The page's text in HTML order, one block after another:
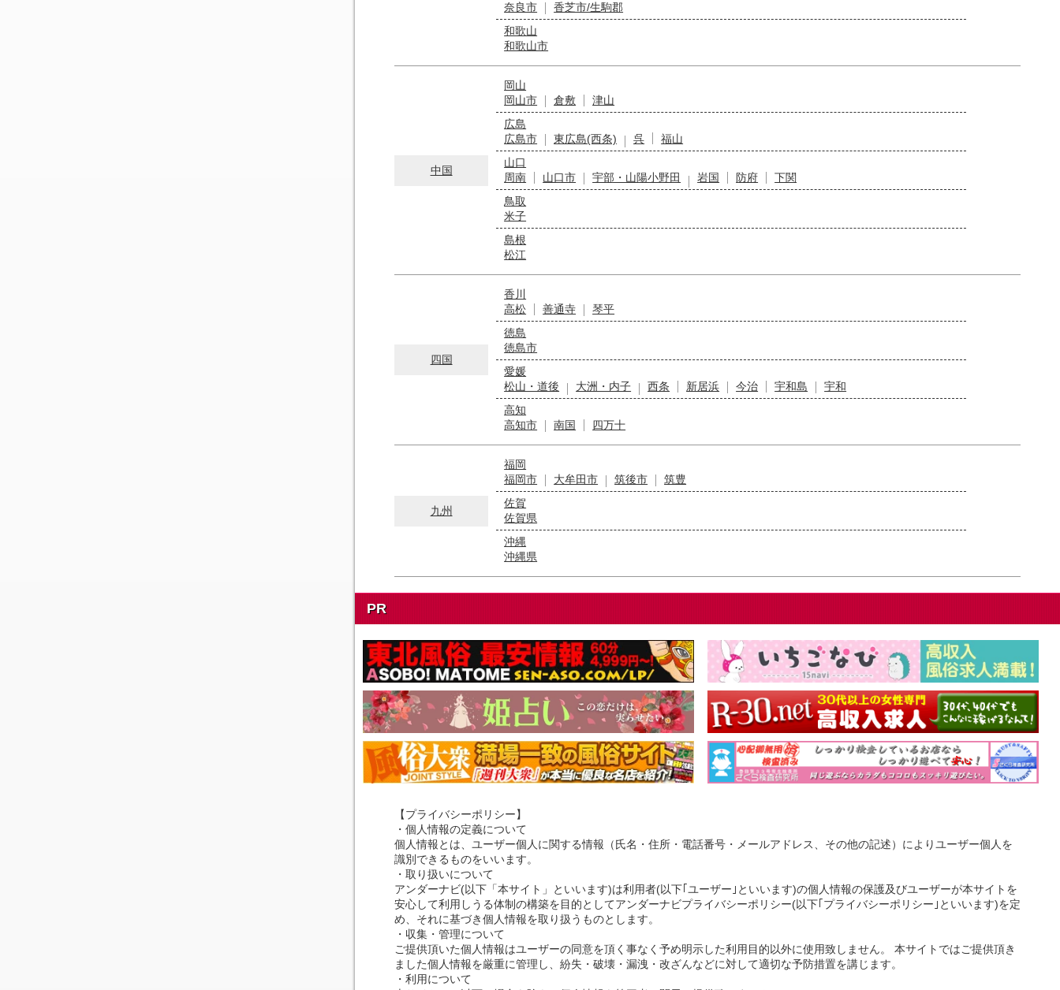
奈良市
香芝市/生駒郡
和歌山
和歌山市
中国
岡山
岡山市
倉敷
津山
広島
広島市
東広島(西条) 呉
福山
山口
周南
山口市 宇部・山陽小野田 岩国 防府
下関
鳥取
米子
島根
松江
四国
香川
高松
善通寺
琴平
徳島
徳島市
愛媛
松山・道後
大洲・内子 西条 新居浜 今治 宇和島
宇和
高知
高知市
南国 四万十
九州
福岡
福岡市
大牟田市 筑後市
筑豊
佐賀
佐賀県
沖縄
沖縄県
PR
【プライバシーポリシー】
・個人情報の定義について
個人情報とは、ユーザー個人に関する情報（氏名・住所・電話番号・メールアドレス、その他の記述）によりユーザー個人を
識別できるものをいいます。
・取り扱いについて
アンダーナビ(以下「本サイト」といいます)は利用者(以下｢ユーザー｣といいます)の個人情報の保護及びユーザーが本サイトを
安心して利用しうる体制の構築を目的としてアンダーナビプライバシーポリシー(以下｢プライバシーポリシー｣といいます)を定
め、それに基づき個人情報を取り扱うものとします。
・収集・管理について
ご提供頂いた個人情報はユーザーの同意を頂く事なく予め明示した利用目的以外に使用致しません。 本サイトではご提供頂き
ました個人情報を厳重に管理し、紛失・破壊・漏洩・改ざんなどに対して適切な予防措置を講じます。
・利用について